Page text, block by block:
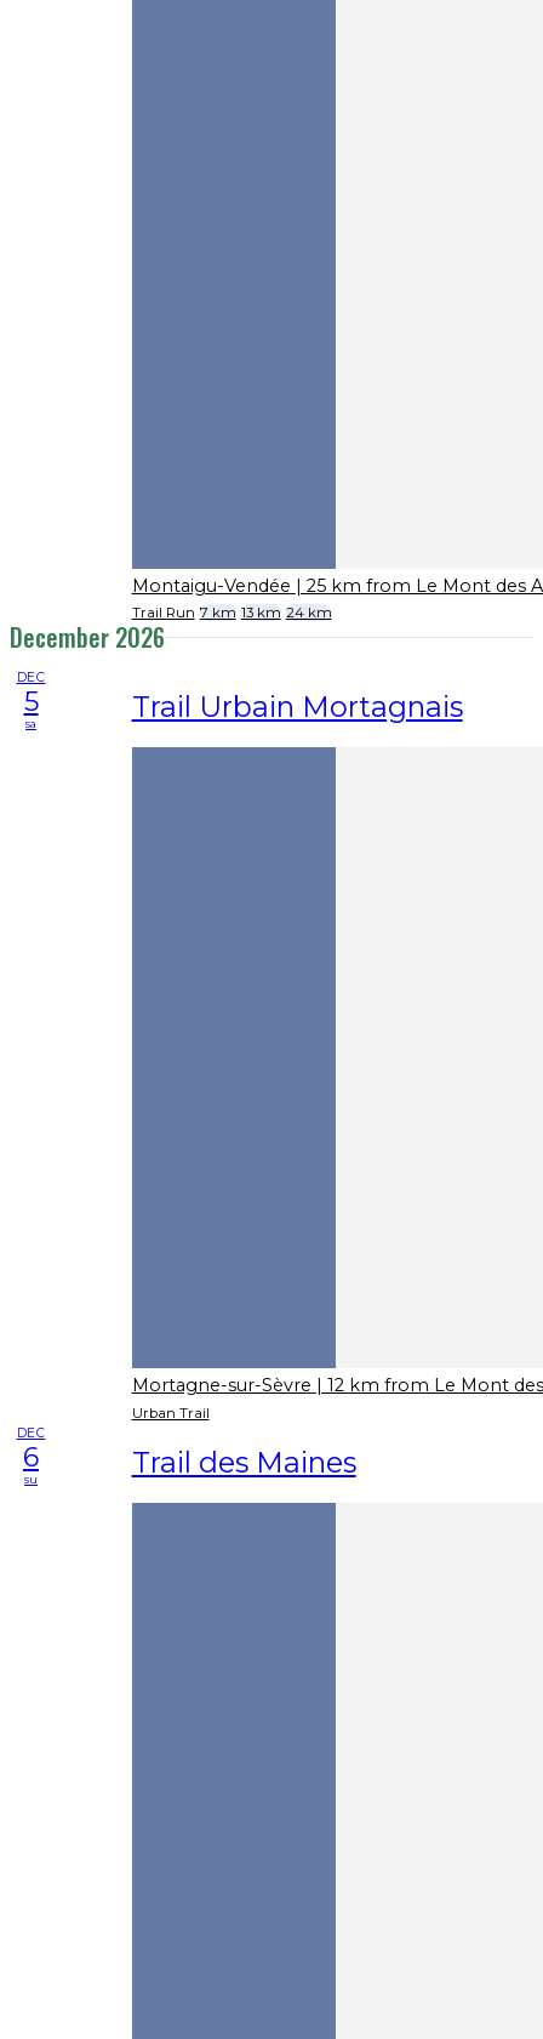
Montaigu-Vendée | 25 km from Le Mont des
Trail Run 7 km 13 km 24 km
December 2026
DEC
5
sa Trail Urbain Mortagnais
Mortagne-sur-Sèvre | 12 km from Le Mont
Urban Trail
DEC
6
su Trail des Maines